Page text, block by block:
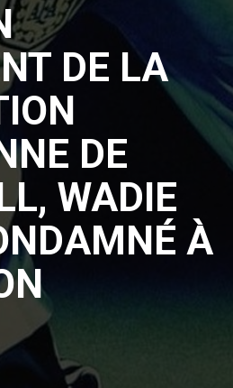
DE LA
DE
WADIE
À